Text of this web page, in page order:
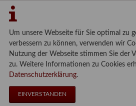
Um unsere Webseite für Sie optimal zu
verbessern zu können, verwenden wir
Nutzung der Webseite stimmen Sie der
zu. Weitere Informationen zu Cookies
Datenschutzerklärung.
EINVERSTANDEN